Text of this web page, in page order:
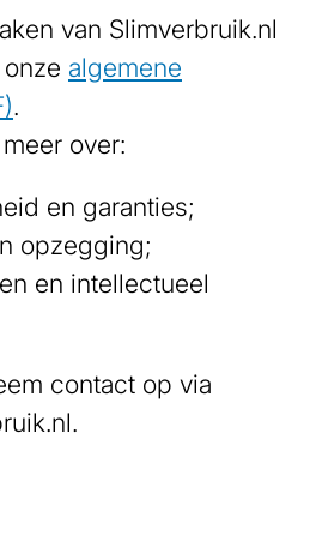
van Slimverbruik.nl
algemene
.
over:
en garanties;
opzegging;
en intellectueel
contact op via
.